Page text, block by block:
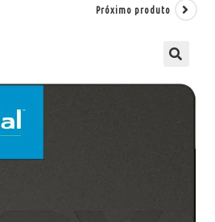
Próximo produto